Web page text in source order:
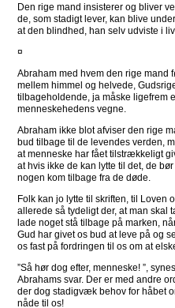
Den rige mand insisterer og bliver
de, som stadigt lever, kan blive
at den blindhed, han selv udviste i
¤
Abraham med hvem den rige mand
mellem himmel og helvede,
tilbageholdende, ja måske ligefrem
menneskehedens vegne.
Abraham ikke blot afviser den rige
bud tilbage til de levendes verden,
at menneske har fået tilstrækkeligt
at hvis ikke de kan lytte til det, de
nogen kom tilbage fra de døde.
Folk kan jo lytte til skriften, til Loven
allerede så tydeligt der, at man skal
lade noget stå tilbage på marken,
Gud har givet os bud at leve på og
os fast på fordringen til os om at
”Så hør dog efter, menneske! ”,
Abrahams svar. Der er med andre
der dog stadigvæk behov for håbet
nåde til os!